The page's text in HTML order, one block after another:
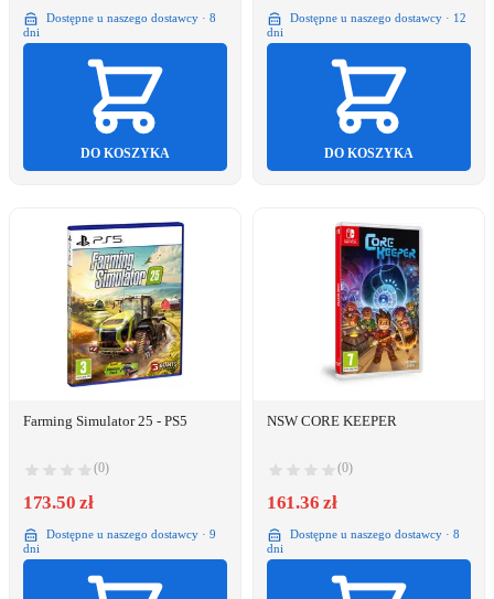
Dostępne u naszego dostawcy · 8
dni
DO KOSZYKA
Dostępne u naszego dostawcy · 12
dni
DO KOSZYKA
Farming Simulator 25 - PS5
(0)
173.50 zł
Dostępne u naszego dostawcy · 9
dni
NSW CORE KEEPER
(0)
161.36 zł
Dostępne u naszego dostawcy · 8
dni